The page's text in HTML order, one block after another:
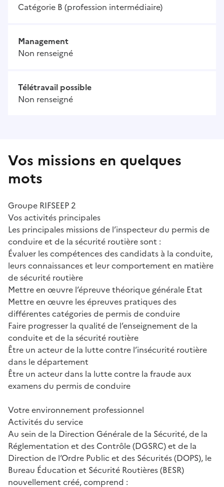
Catégorie B (profession intermédiaire)
Management
Non renseigné
Télétravail possible
Non renseigné
Vos missions en quelques
mots
Groupe RIFSEEP 2
Vos activités principales
Les principales missions de l’inspecteur du permis de
conduire et de la sécurité routière sont :
Évaluer les compétences des candidats à la conduite,
leurs connaissances et leur comportement en matière
de sécurité routière
Mettre en œuvre l’épreuve théorique générale Etat
Mettre en œuvre les épreuves pratiques des
différentes catégories de permis de conduire
Faire progresser la qualité de l’enseignement de la
conduite et de la sécurité routière
Être un acteur de la lutte contre l’insécurité routière
dans le département
Être un acteur dans la lutte contre la fraude aux
examens du permis de conduire
Votre environnement professionnel
Activités du service
Au sein de la Direction Générale de la Sécurité, de la
Réglementation et des Contrôle (DGSRC) et de la
Direction de l’Ordre Public et des Sécurités (DOPS), le
Bureau Éducation et Sécurité Routières (BESR)
nouvellement créé, comprend :